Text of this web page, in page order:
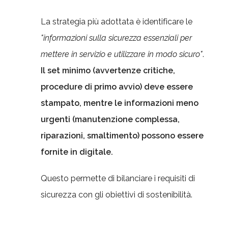
La strategia più adottata è identificare le
"informazioni sulla sicurezza essenziali per
mettere in servizio e utilizzare in modo sicuro".
Il set minimo (avvertenze critiche,
procedure di primo avvio) deve essere
stampato, mentre le informazioni meno
urgenti (manutenzione complessa,
riparazioni, smaltimento) possono essere
fornite in digitale.
Questo permette di bilanciare i requisiti di
sicurezza con gli obiettivi di sostenibilità.